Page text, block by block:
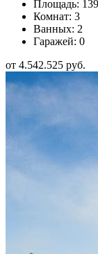
Площадь:
Комнат: 3
Ванных: 2
Гаражей: 0
от 4.542.525 руб.